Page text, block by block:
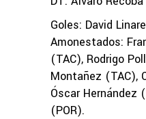
Goles: David
Amonestados:
(TAC), Rodrigo
Montañez (TAC),
Óscar Hernández
(POR).